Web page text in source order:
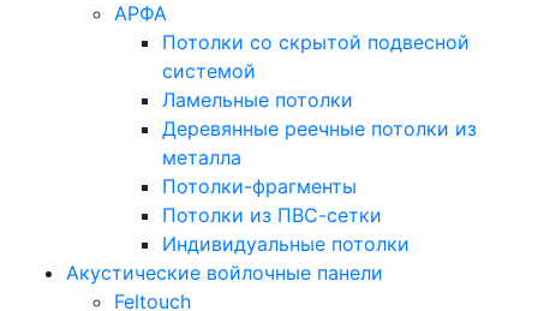
АРФА
Потолки со скрытой подвесной
системой
Ламельные потолки
Деревянные реечные потолки из
металла
Потолки-фрагменты
Потолки из ПВС-сетки
Индивидуальные потолки
Акустические войлочные панели
Feltouch